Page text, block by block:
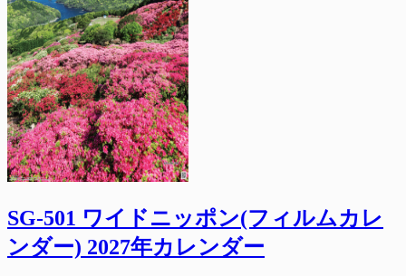
SG-501 ワイドニッポン(フィルムカレ
ンダー) 2027年カレンダー